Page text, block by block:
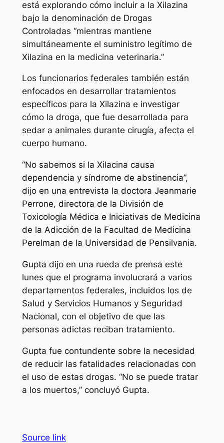
está explorando cómo incluir a la Xilazina
bajo la denominación de Drogas
Controladas “mientras mantiene
simultáneamente el suministro legítimo de
Xilazina en la medicina veterinaria.”
Los funcionarios federales también están
enfocados en desarrollar tratamientos
específicos para la Xilazina e investigar
cómo la droga, que fue desarrollada para
sedar a animales durante cirugía, afecta el
cuerpo humano.
“No sabemos si la Xilacina causa
dependencia y síndrome de abstinencia”,
dijo en una entrevista la doctora Jeanmarie
Perrone, directora de la División de
Toxicología Médica e Iniciativas de Medicina
de la Adicción de la Facultad de Medicina
Perelman de la Universidad de Pensilvania.
Gupta dijo en una rueda de prensa este
lunes que el programa involucrará a varios
departamentos federales, incluidos los de
Salud y Servicios Humanos y Seguridad
Nacional, con el objetivo de que las
personas adictas reciban tratamiento.
Gupta fue contundente sobre la necesidad
de reducir las fatalidades relacionadas con
el uso de estas drogas. “No se puede tratar
a los muertos,” concluyó Gupta.
Source link